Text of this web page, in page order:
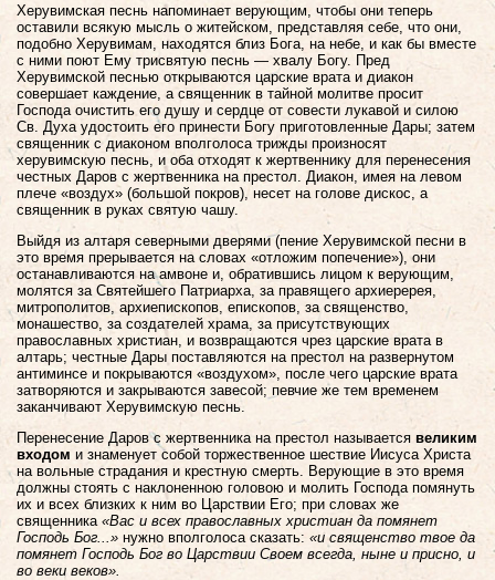
Херувимская песнь напоминает верующим, чтобы они теперь
оставили всякую мысль о житейском, представляя себе, что они,
подобно Херувимам, находятся близ Бога, на небе, и как бы вместе
с ними поют Ему трисвятую песнь — хвалу Богу. Пред
Херувимской песнью открываются царские врата и диакон
совершает каждение, а священник в тайной молитве просит
Господа очистить его душу и сердце от совести лукавой и силою
Св. Духа удостоить его принести Богу приготовленные Дары; затем
священник с диаконом вполголоса трижды произносят
херувимскую песнь, и оба отходят к жертвеннику для перенесения
честных Даров с жертвенника на престол. Диакон, имея на левом
плече «воздух» (большой покров), несет на голове дискос, а
священник в руках святую чашу.
Выйдя из алтаря северными дверями (пение Херувимской песни в
это время прерывается на словах «отложим попечение»), они
останавливаются на амвоне и, обратившись лицом к верующим,
молятся за Святейшего Патриарха, за правящего архиеререя,
митрополитов, архиепископов, епископов, за священство,
монашество, за создателей храма, за присутствующих
православных христиан, и возвращаются чрез царские врата в
алтарь; честные Дары поставляются на престол на развернутом
антиминсе и покрываются «воздухом», после чего царские врата
затворяются и закрываются завесой; певчие же тем временем
заканчивают Херувимскую песнь.
Перенесение Даров с жертвенника на престол называется великим
входом и знаменует собой торжественное шествие Иисуса Христа
на вольные страдания и крестную смерть. Верующие в это время
должны стоять с наклоненною головою и молить Господа помянуть
их и всех близких к ним во Царствии Его; при словах же
священника «Вас и всех православных христиан да помянет
Господь Бог...»нужно вполголоса сказать: «и священство твое да
помянет Господь Бог во Царствии Своем всегда, ныне и присно, и
во веки веков».